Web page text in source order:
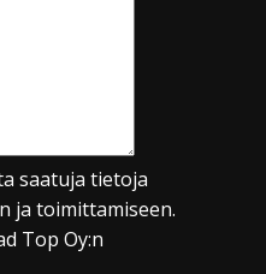
saatuja tietoja
ja toimittamiseen.
Top Oy:n